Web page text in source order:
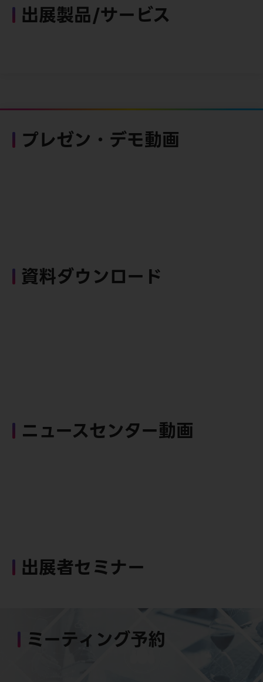
出展製品/サービス
プレゼン・デモ動画
資料ダウンロード
ニュースセンター動画
出展者セミナー
ミーティング予約